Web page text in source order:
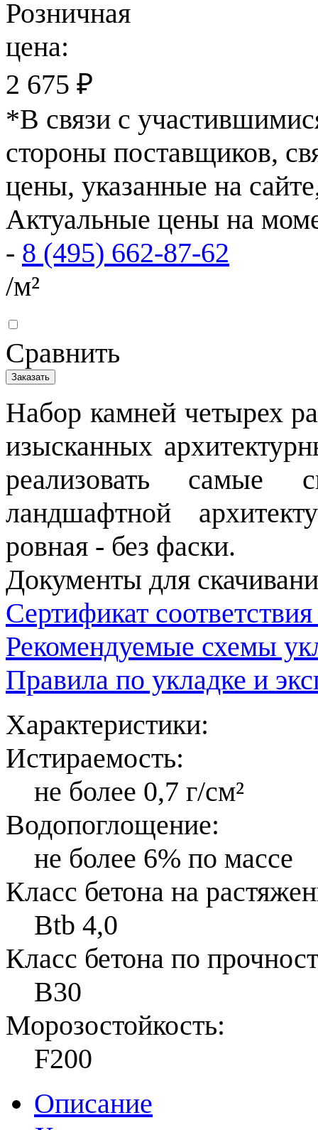
Розничная
цена:
2 675 ₽
*В связи с
стороны поставщиков,
цены, указанные на
Актуальные цены на
- 8 (495) 662-87-62
/м²
Сравнить
Заказать
Набор камней четырех
изысканных
реализовать самые
ландшафтной
ровная - без фаски.
Документы для
Сертификат
Рекомендуемые схемы
Правила по укладке и
Характеристики:
Истираемость:
не более 0,7 г/см²
Водопоглощение:
не более 6% по массе
Класс бетона на
Btb 4,0
Класс бетона по
B30
Морозостойкость:
F200
Описание